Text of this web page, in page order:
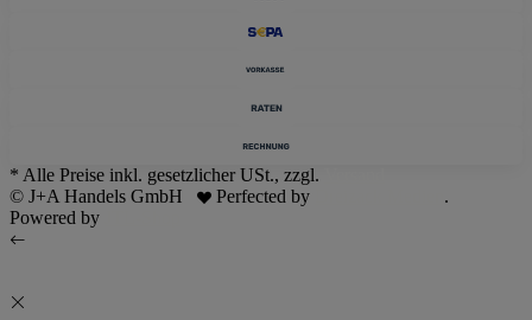
* Alle Preise inkl. gesetzlicher USt., zzgl.
© J+A Handels GmbH
Perfected by
.
Powered by